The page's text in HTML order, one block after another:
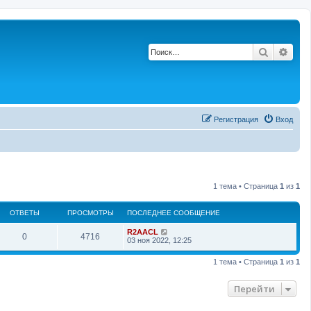
Поиск
Вход
Регистрация
1 тема • Страница 1 из 1
ОТВЕТЫ ПРОСМОТРЫ ПОСЛЕДНЕЕ СООБЩЕНИЕ
0О
т
4716
р
П
о
л
R2AACL
03 ноя 2022, 12:25
1 тема • Страница 1 из 1
Перейти